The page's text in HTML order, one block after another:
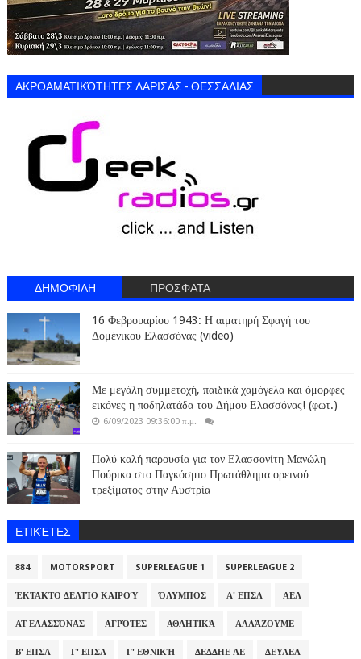
ΑΚΡΟΑΜΑΤΙΚΌΤΗΤΕΣ ΛΑΡΙΣΑΣ - ΘΕΣΣΑΛΙΑΣ
ΔΗΜΟΦΙΛΗ ΠΡΟΣΦΑΤΑ
16 Φεβρουαρίου 1943: Η αιματηρή Σφαγή του
Δομένικου Ελασσόνας (video)
Με μεγάλη συμμετοχή, παιδικά χαμόγελα και όμορφες
εικόνες η ποδηλατάδα του Δήμου Ελασσόνας! (φωτ.)
6/09/2023 09:36:00 π.μ.
Πολύ καλή παρουσία για τον Ελασσονίτη Μανώλη
Πούρικα στο Παγκόσμιο Πρωτάθλημα ορεινού
τρεξίματος στην Αυστρία
ΕΤΙΚΈΤΕΣ
884 MOTORSPORT SUPERLEAGUE 1 SUPERLEAGUE 2
ΈΚΤΑΚΤΟ ΔΕΛΤΊΟ ΚΑΙΡΟΎ ΌΛΥΜΠΟΣ Α' ΕΠΣΛ ΑΕΛ
ΑΤ ΕΛΑΣΣΌΝΑΣ ΑΓΡΌΤΕΣ ΑΘΛΗΤΙΚΆ ΑΛΛΆΖΟΥΜΕ
Β' ΕΠΣΛ Γ' ΕΠΣΛ Γ' ΕΘΝΙΚΉ ΔΕΔΔΗΕ ΑΕ ΔΕΥΑΕΛ